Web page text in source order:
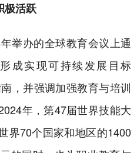
极活跃
举办的全球教育会议上通
成实现可持续发展目标
，并强调加强教育与培训
年，第47届世界技能大
界70个国家和地区的1400